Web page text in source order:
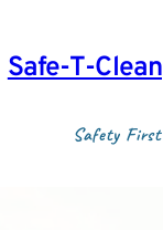
Safe‑T‑Clean
Safety First